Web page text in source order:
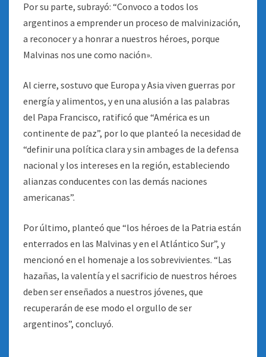
Por su parte, subrayó: “Convoco a todos los
argentinos a emprender un proceso de malvinización,
a reconocer y a honrar a nuestros héroes, porque
Malvinas nos une como nación».
Al cierre, sostuvo que Europa y Asia viven guerras por
energía y alimentos, y en una alusión a las palabras
del Papa Francisco, ratificó que “América es un
continente de paz”, por lo que planteó la necesidad de
“definir una política clara y sin ambages de la defensa
nacional y los intereses en la región, estableciendo
alianzas conducentes con las demás naciones
americanas”.
Por último, planteó que “los héroes de la Patria están
enterrados en las Malvinas y en el Atlántico Sur”, y
mencionó en el homenaje a los sobrevivientes. “Las
hazañas, la valentía y el sacrificio de nuestros héroes
deben ser enseñados a nuestros jóvenes, que
recuperarán de ese modo el orgullo de ser
argentinos”, concluyó.